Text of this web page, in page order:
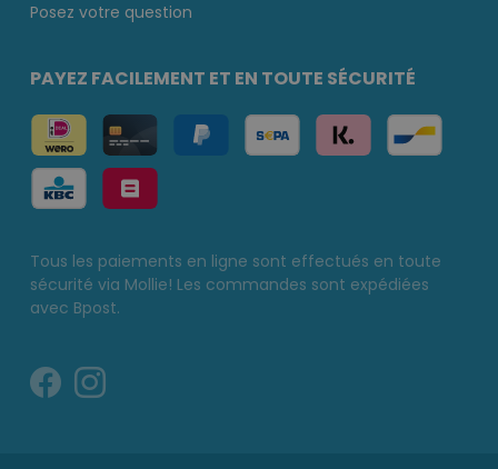
Posez votre question
PAYEZ FACILEMENT ET EN TOUTE SÉCURITÉ
Tous les paiements en ligne sont effectués en toute
sécurité via Mollie! Les commandes sont expédiées
avec Bpost.